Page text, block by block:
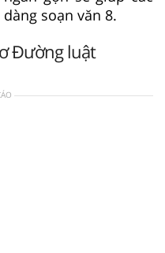
soạn văn 8.
Đường luật